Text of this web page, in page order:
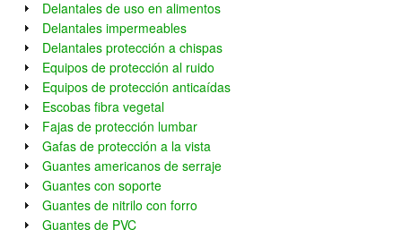
Delantales de uso en alimentos
Delantales impermeables
Delantales protección a chispas
Equipos de protección al ruido
Equipos de protección anticaídas
Escobas fibra vegetal
Fajas de protección lumbar
Gafas de protección a la vista
Guantes americanos de serraje
Guantes con soporte
Guantes de nitrilo con forro
Guantes de PVC